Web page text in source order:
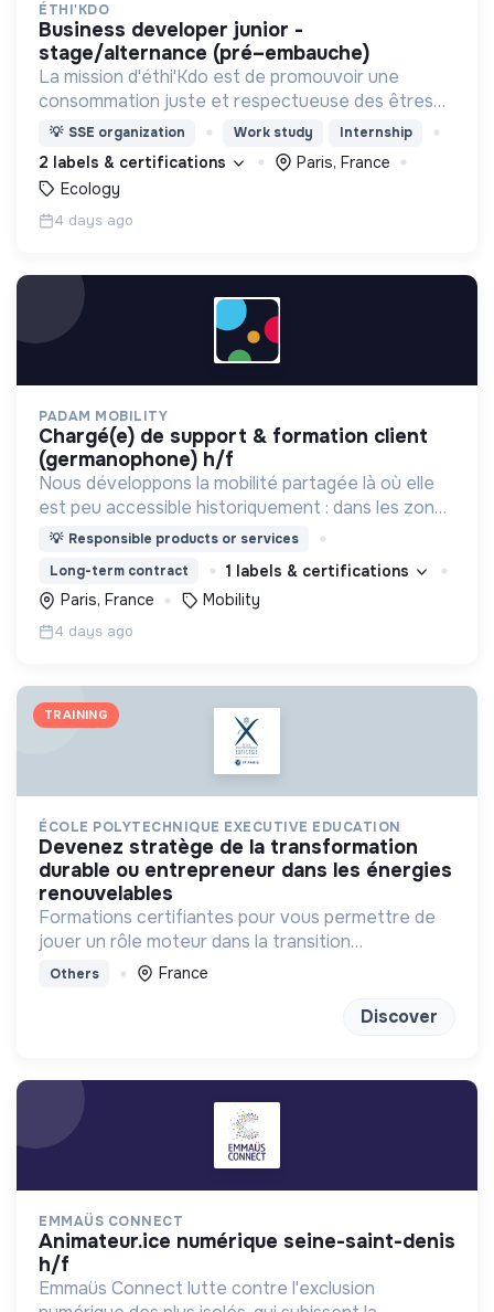
ÉTHI'KDO
business developer junior -
stage/alternance (pré–embauche)
La mission d'éthi'Kdo est de promouvoir une
consommation juste et respectueuse des êtres
vivants et de la planète
💡 SSE organization Work study Internship
2 labels & certifications
Paris, France
Ecology
4 days ago
PADAM MOBILITY
chargé(e) de support & formation client
(germanophone) h/f
Nous développons la mobilité partagée là où elle
est peu accessible historiquement : dans les zones
périurbaines et rurales, en heures creuses, pour
💡 Responsible products or services
Long-term contract
1 labels & certifications
Paris, France
Mobility
4 days ago
TRAINING
ÉCOLE POLYTECHNIQUE EXECUTIVE EDUCATION
devenez stratège de la transformation
durable ou entrepreneur dans les énergies
renouvelables
Formations certifiantes pour vous permettre de
jouer un rôle moteur dans la transition
énergétique
Others France
Discover
EMMAÜS CONNECT
animateur.ice numérique seine-saint-denis
h/f
Emmaüs Connect lutte contre l'exclusion